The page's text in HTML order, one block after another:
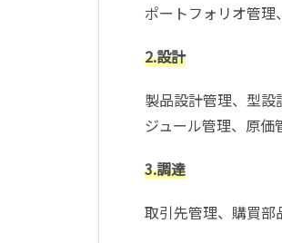
ポートフォリオ管理
2.設計
製品設計管理、型設
ジュール管理、原
3.調達
取引先管理、購買